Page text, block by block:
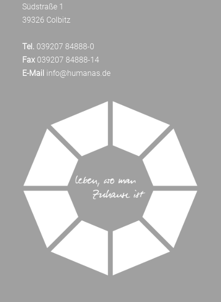
Südstraße 1
39326 Colbitz
Tel. 039207 84888-0
Fax039207 84888-14
E-Mail info@humanas.de